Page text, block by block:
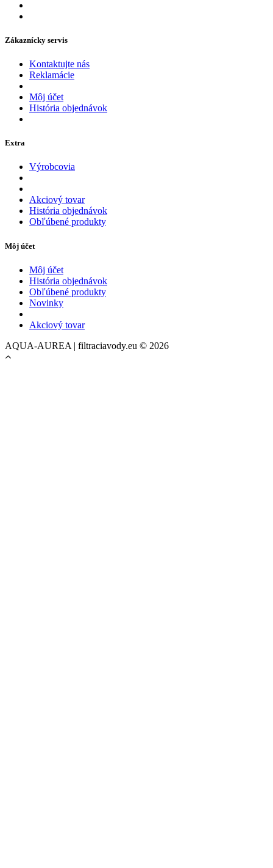
Zákaznícky servis
Kontaktujte nás
Reklamácie
Môj účet
História objednávok
Extra
Výrobcovia
Akciový tovar
História objednávok
Obľúbené produkty
Môj účet
Môj účet
História objednávok
Obľúbené produkty
Novinky
Akciový tovar
AQUA-AUREA | filtraciavody.eu © 2026